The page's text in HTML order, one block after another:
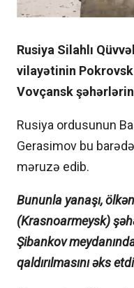
Rusiya Silahlı
vilayətinin
Vovçansk
Rusiya ordusunun
Gerasimov bu
məruzə edib.
Bununla yanaşı,
(Krasnoarmeysk)
Şibankov
qaldırılmasını əks